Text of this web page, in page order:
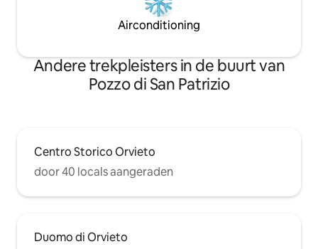
Airconditioning
Andere trekpleisters in de buurt van
Pozzo di San Patrizio
Centro Storico Orvieto
door 40 locals aangeraden
Duomo di Orvieto